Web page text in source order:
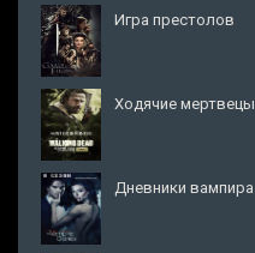
Игра престолов
Ходячие мертвецы
Дневники вампира